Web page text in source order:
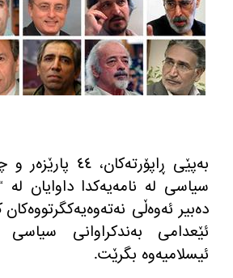
به‌پێی
سیاسی له‌ نامه‌یه‌كدا داوایان له‌
ده‌بیر ئه‌وه‌ڵی
ئێعدامی به‌ندكراوانی سیاسی
ئیسلامیه‌وه‌ بگرێت.